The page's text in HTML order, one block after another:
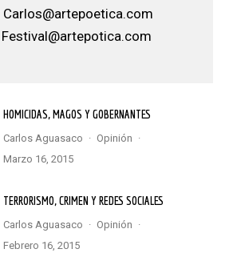
Carlos@artepoetica.com
Festival@artepotica.com
HOMICIDAS, MAGOS Y GOBERNANTES
Carlos Aguasaco · Opinión ·
marzo 16, 2015
TERRORISMO, CRIMEN Y REDES SOCIALES
Carlos Aguasaco · Opinión ·
febrero 16, 2015